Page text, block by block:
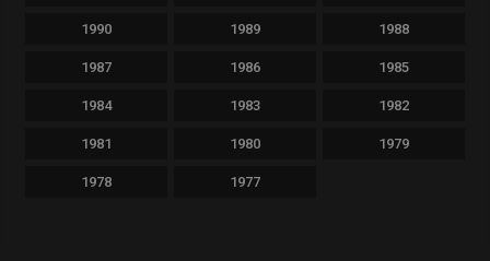
1990 1989 1988
1987 1986 1985
1984 1983 1982
1981 1980 1979
1978 1977